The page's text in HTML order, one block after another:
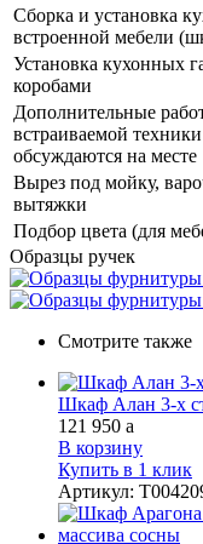
Сборка и установка
встроенной мебели
Установка кухонных
коробами
Дополнительные
встраиваемой
обсуждаются на месте
Вырез под мойку,
вытяжки
Подбор цвета (для
Образцы ручек
Смотрите также
Шкаф Алан 3-х
121 950 a
В корзину
Купить в 1 клик
Артикул: